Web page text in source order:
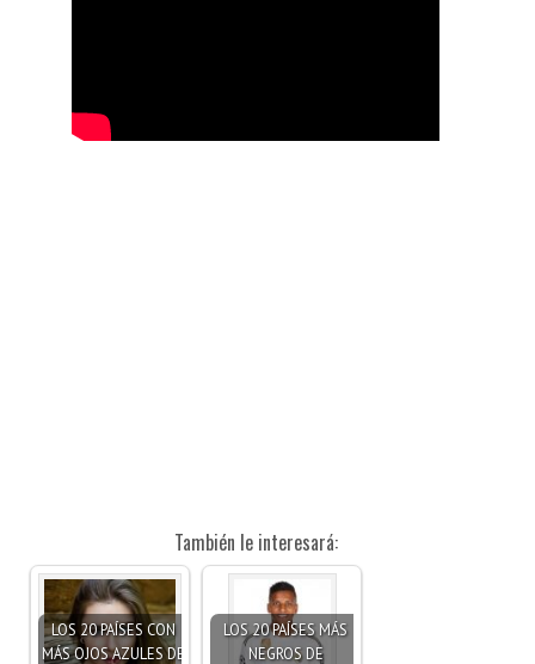
También le interesará:
LOS 20 PAÍSES CON
MÁS OJOS AZULES DE
LOS 20 PAÍSES MÁS
NEGROS DE